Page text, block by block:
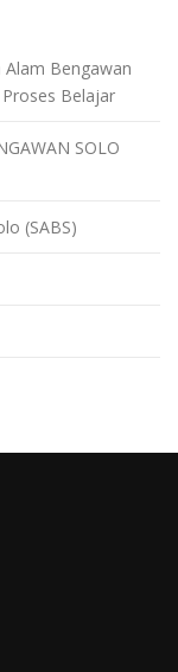
Bengawan
Belajar
SOLO
(SABS)